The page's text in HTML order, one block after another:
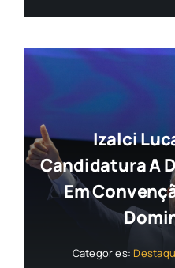
Izalci
Candidatura A
Em
Categories: